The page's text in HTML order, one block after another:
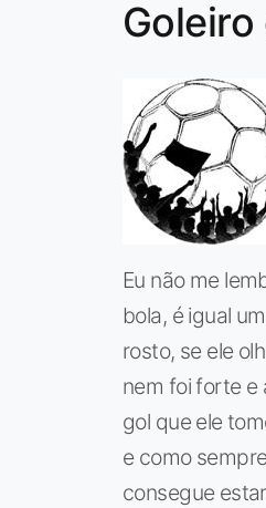
Eu não me
bola, é igual
rosto, se ele
nem foi forte e
gol que ele
e como
consegue